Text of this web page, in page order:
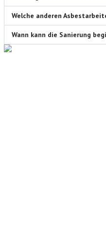
Welche anderen
Wann kann die Sanierung